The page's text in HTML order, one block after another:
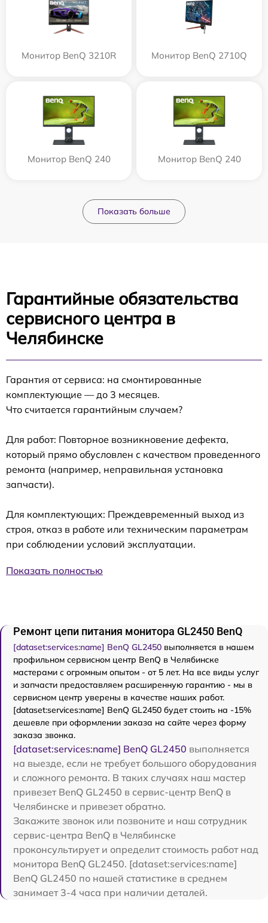
Монитор BenQ 3210R Монитор BenQ 2710Q
Монитор BenQ 240 Монитор BenQ 240
Показать больше
Гарантийные обязательства
сервисного центра в
Челябинске
Гарантия от сервиса: на смонтированные
комплектующие — до 3 месяцев.
Что считается гарантийным случаем?
Для работ: Повторное возникновение дефекта,
который прямо обусловлен с качеством проведенного
ремонта (например, неправильная установка
запчасти).
Для комплектующих: Преждевременный выход из
строя, отказ в работе или техническим параметрам
при соблюдении условий эксплуатации.
Показать полностью
Ремонт цепи питания монитора GL2450 BenQ
[dataset:services:name] BenQ GL2450 выполняется в нашем
профильном сервисном центр BenQ в Челябинске
мастерами с огромным опытом - от 5 лет. На все виды услуг
и запчасти предоставляем расширенную гарантию - мы в
сервисном центр уверены в качестве наших работ.
[dataset:services:name] BenQ GL2450 будет стоить на -15%
дешевле при оформлении заказа на сайте через форму
заказа звонка.
[dataset:services:name] BenQ GL2450 выполняется
на выезде, если не требует большого оборудования
и сложного ремонта. В таких случаях наш мастер
привезет BenQ GL2450 в сервис-центр BenQ в
Челябинске и привезет обратно.
Закажите звонок или позвоните и наш сотрудник
сервис-центра BenQ в Челябинске
проконсультирует и определит стоимость работ над
монитора BenQ GL2450. [dataset:services:name]
BenQ GL2450 по нашей статистике в среднем
занимает 3-4 часа при наличии деталей.